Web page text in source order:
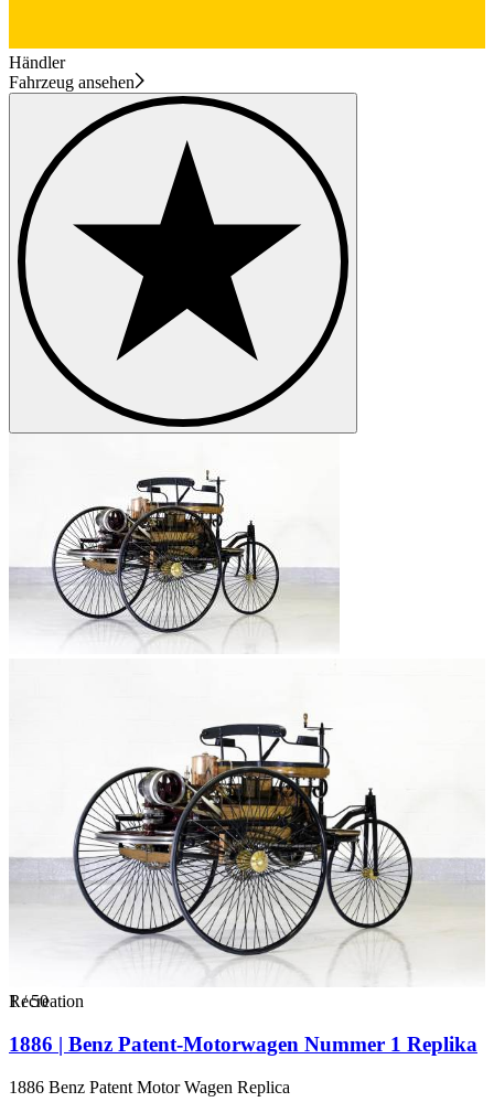
Händler
Fahrzeug ansehen
1/50
Recreation
1886 | Benz Patent-Motorwagen Nummer 1 Replika
1886 Benz Patent Motor Wagen Replica